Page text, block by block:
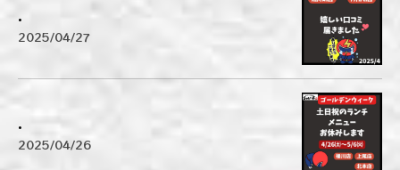
.
2025/04/27
.
2025/04/26